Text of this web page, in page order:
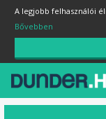
A legjobb felhasználói
Bővebben